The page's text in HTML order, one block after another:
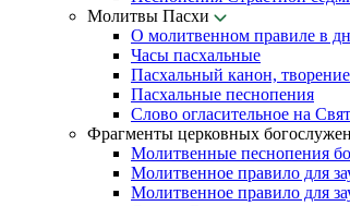
Молитвы Пасхи
О молитвенном правиле в
Часы пасхальные
Пасхальный канон,
Пасхальные песнопения
Слово огласительное на
Фрагменты церковных
Молитвенные песнопения
Молитвенное правило для
Молитвенное правило для